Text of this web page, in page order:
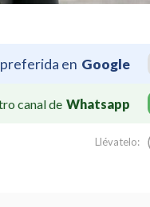
en Google
canal de Whatsapp
Llévatelo: